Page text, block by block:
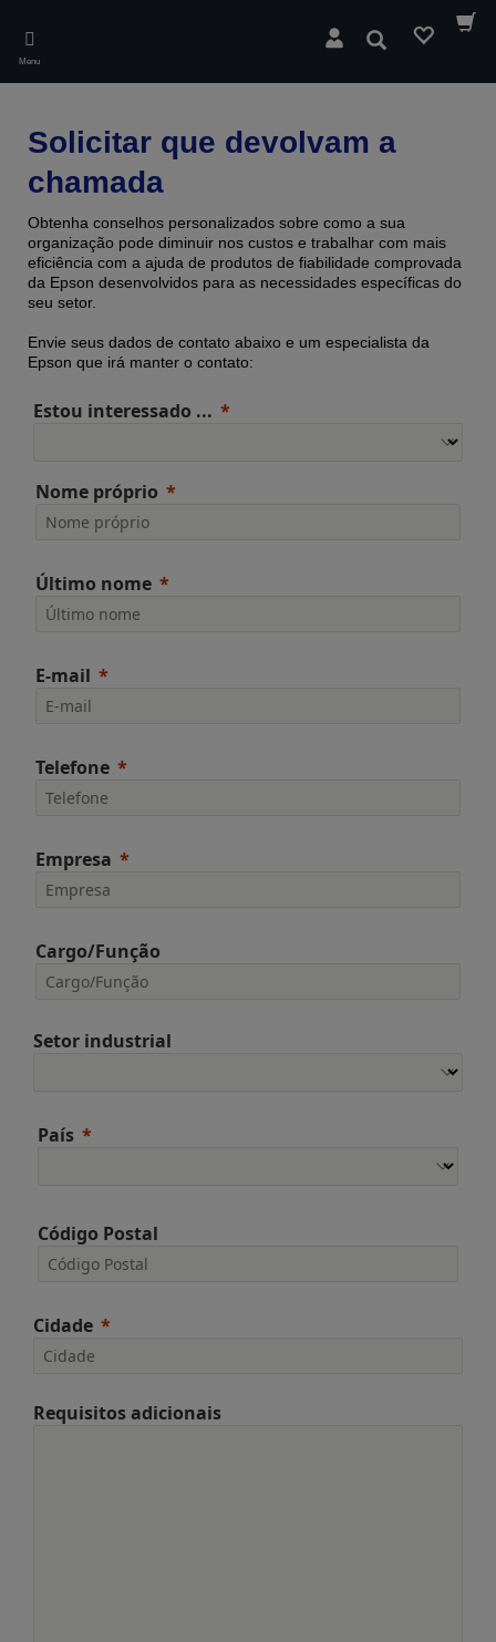
main
content
Menu
Pesquisar
Solicitar que devolvam a
chamada
Obtenha conselhos personalizados sobre como a sua
organização pode diminuir nos custos e trabalhar com mais
eficiência com a ajuda de produtos de fiabilidade comprovada ​​
da Epson desenvolvidos para as necessidades específicas do
seu setor.
Envie seus dados de contato abaixo e um especialista da
Epson que irá manter o contato:
Estou interessado ...
Nome próprio
Último nome
E-mail
Telefone
Empresa
Cargo/Função
Setor industrial
País
Código Postal
Cidade
Requisitos adicionais